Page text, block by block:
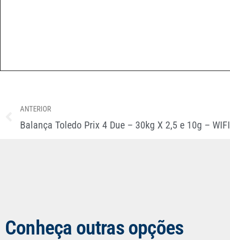
ANTERIOR
Balança Toledo Prix 4 Due – 30kg X 2,5 e 10g – WIFI
Conheça outras opções